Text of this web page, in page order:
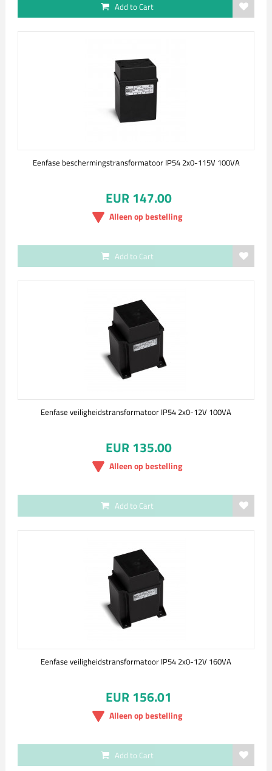
Add to Cart
Eenfase beschermingstransformatoor IP54 2x0-115V 100VA
EUR 147.00
Alleen op bestelling
Add to Cart
Eenfase veiligheidstransformatoor IP54 2x0-12V 100VA
EUR 135.00
Alleen op bestelling
Add to Cart
Eenfase veiligheidstransformatoor IP54 2x0-12V 160VA
EUR 156.01
Alleen op bestelling
Add to Cart